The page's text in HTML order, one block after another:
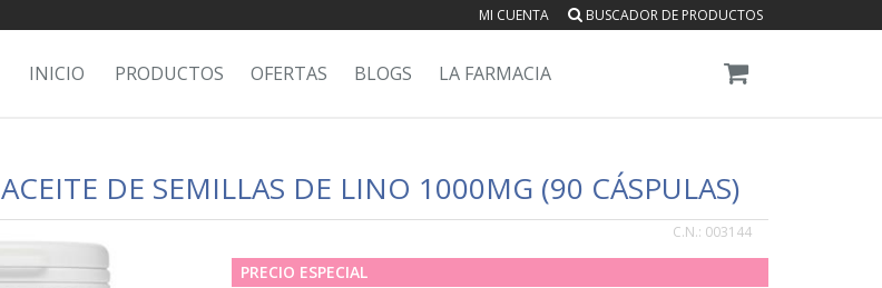
MI CUENTA BUSCADOR DE PRODUCTOS
INICIO PRODUCTOS OFERTAS BLOGS LA FARMACIA
ACEITE DE SEMILLAS DE LINO 1000MG (90 CÁSPULAS)
C.N.: 003144
PRECIO ESPECIAL